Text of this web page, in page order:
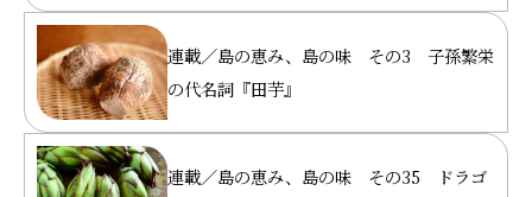
連載／島の恵み、島の味 その3 子孫繁栄
の代名詞『田芋』
連載／島の恵み、島の味 その35 ドラゴ